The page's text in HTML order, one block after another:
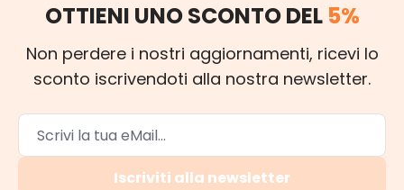
OTTIENI UNO SCONTO DEL 5%
Non perdere i nostri aggiornamenti, ricevi lo
sconto iscrivendoti alla nostra newsletter.
Iscriviti alla newsletter